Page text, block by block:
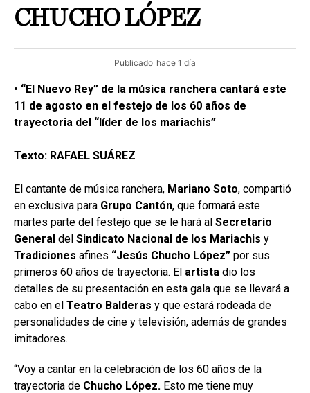
CHUCHO LÓPEZ
Publicado hace 1 día
• “El Nuevo Rey” de la música ranchera cantará este
11 de agosto en el festejo de los 60 años de
trayectoria del “líder de los mariachis”
Texto: RAFAEL SUÁREZ
El cantante de música ranchera, Mariano Soto, compartió
en exclusiva para Grupo Cantón, que formará este
martes parte del festejo que se le hará al Secretario
General del Sindicato Nacional de los Mariachis y
Tradiciones afines “Jesús Chucho López” por sus
primeros 60 años de trayectoria. El artista dio los
detalles de su presentación en esta gala que se llevará a
cabo en el Teatro Balderas y que estará rodeada de
personalidades de cine y televisión, además de grandes
imitadores.
“Voy a cantar en la celebración de los 60 años de la
trayectoria de Chucho López. Esto me tiene muy